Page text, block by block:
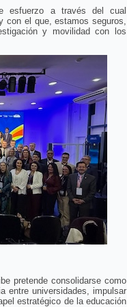
esfuerzo a través del cual
con el que, estamos seguros,
y movilidad con los
pretende consolidarse como
entre universidades, impulsar
estratégico de la educación